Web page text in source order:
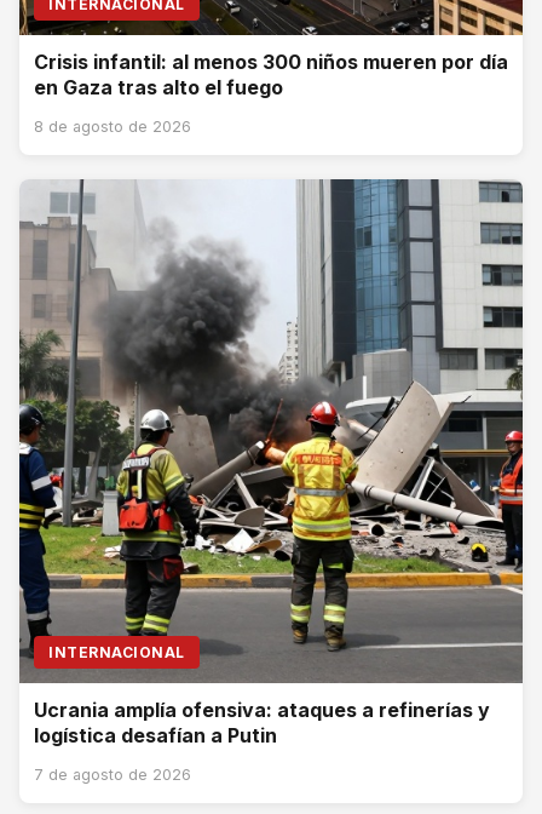
INTERNACIONAL
Crisis infantil: al menos 300 niños mueren por día
en Gaza tras alto el fuego
8 de agosto de 2026
INTERNACIONAL
Ucrania amplía ofensiva: ataques a refinerías y
logística desafían a Putin
7 de agosto de 2026